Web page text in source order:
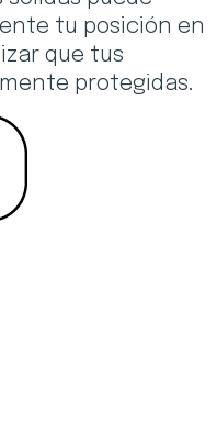
tu posición en
que tus
protegidas.